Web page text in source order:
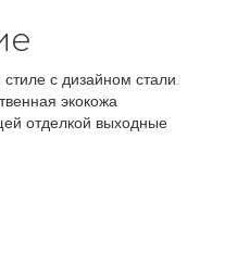
с дизайном стали.
экокожа
отделкой выходные